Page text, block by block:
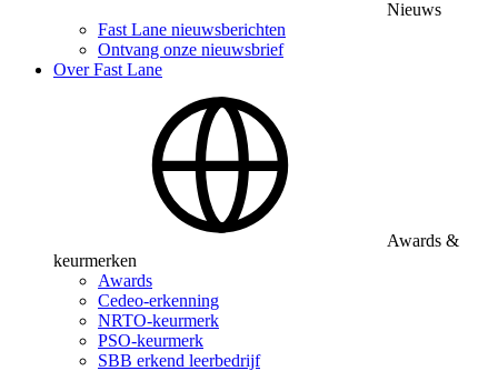
Nieuws
Fast Lane nieuwsberichten
Ontvang onze nieuwsbrief
Over Fast Lane
Awards &
keurmerken
Awards
Cedeo-erkenning
NRTO-keurmerk
PSO-keurmerk
SBB erkend leerbedrijf